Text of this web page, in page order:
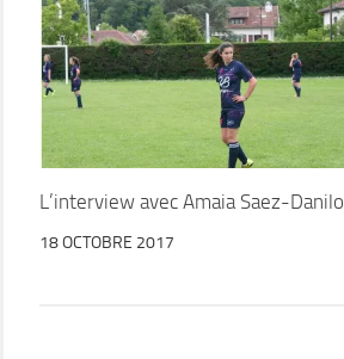
L’interview avec Amaia Saez-Danilo
18 OCTOBRE 2017